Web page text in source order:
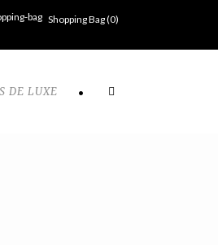
Shopping Bag (0)
DE LUXE •